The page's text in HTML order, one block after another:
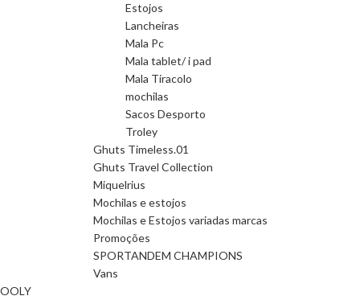
Estojos
Lancheiras
Mala Pc
Mala tablet/ i pad
Mala Tiracolo
mochilas
Sacos Desporto
Troley
Ghuts Timeless.01
Ghuts Travel Collection
Miquelrius
Mochilas e estojos
Mochilas e Estojos variadas marcas
Promoções
SPORTANDEM CHAMPIONS
Vans
OOLY